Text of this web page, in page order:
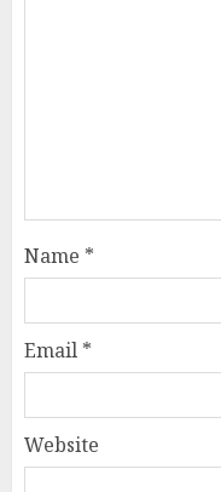
Name *
Email *
Website